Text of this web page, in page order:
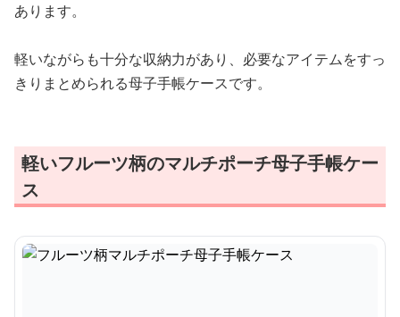
あります。
軽いながらも十分な収納力があり、必要なアイテムをすっ
きりまとめられる母子手帳ケースです。
軽いフルーツ柄のマルチポーチ母子手帳ケー
ス